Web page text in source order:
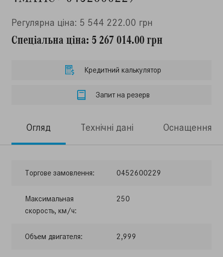
Регулярна ціна: 5 544 222.00 грн
Спеціальна ціна: 5 267 014.00 грн
Кредитний калькулятор
Запит на резерв
Огляд Технічні дані Оснащення
Торгове замовлення: 0452600229
Максимальная
скорость, км/ч:
250
Объем двигателя: 2,999